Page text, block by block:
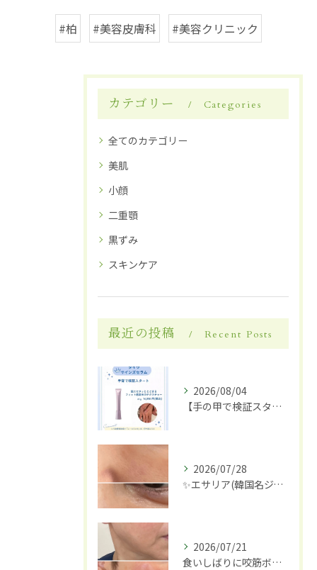
#柏 #美容皮膚科 #美容クリニック
カテゴリー Categories
全てのカテゴリー
美肌
小顔
二重顎
黒ずみ
スキンケア
最近の投稿 Recent Posts
2026/08/04
【手の甲で検証スタート】✋✨
2026/07/28
✨エサリア(韓国名ジュブアセル)導入します✨
2026/07/21
食いしばりに咬筋ボトックス